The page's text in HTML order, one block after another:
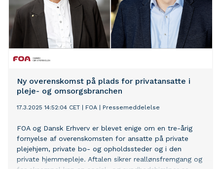
Ny overenskomst på plads for privatansatte i
pleje- og omsorgsbranchen
17.3.2025 14:52:04 CET FOA Pressemeddelelse
FOA og Dansk Erhverv er blevet enige om en tre-årig
fornyelse af overenskomsten for ansatte på private
plejehjem, private bo- og opholdssteder og i den
private hjemmepleje. Aftalen sikrer reallønsfremgang og